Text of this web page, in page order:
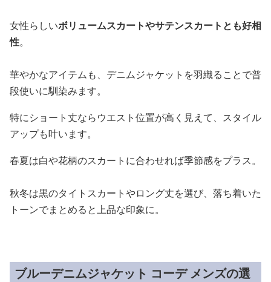
女性らしいボリュームスカートやサテンスカートとも好相
性。
華やかなアイテムも、デニムジャケットを羽織ることで普
段使いに馴染みます。
特にショート丈ならウエスト位置が高く見えて、スタイル
アップも叶います。
春夏は白や花柄のスカートに合わせれば季節感をプラス。
秋冬は黒のタイトスカートやロング丈を選び、落ち着いた
トーンでまとめると上品な印象に。
ブルーデニムジャケット コーデ メンズの選